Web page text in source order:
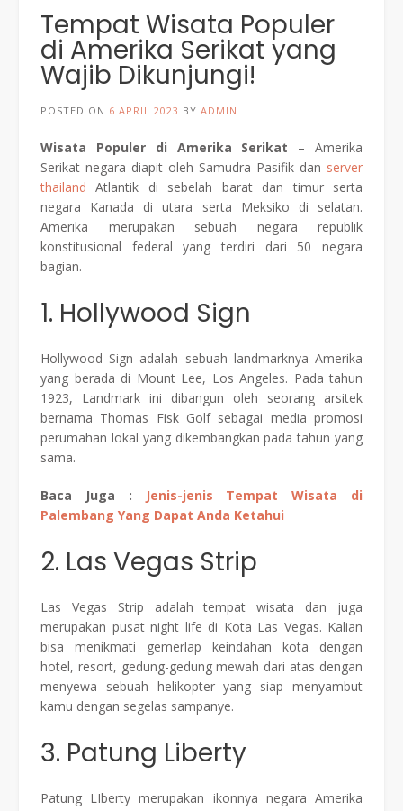
Tempat Wisata Populer
di Amerika Serikat yang
Wajib Dikunjungi!
POSTED ON 6 APRIL 2023 BY ADMIN
Wisata Populer di Amerika Serikat – Amerika
Serikat negara diapit oleh Samudra Pasifik dan server
thailand Atlantik di sebelah barat dan timur serta
negara Kanada di utara serta Meksiko di selatan.
Amerika merupakan sebuah negara republik
konstitusional federal yang terdiri dari 50 negara
bagian.
1. Hollywood Sign
Hollywood Sign adalah sebuah landmarknya Amerika
yang berada di Mount Lee, Los Angeles. Pada tahun
1923, Landmark ini dibangun oleh seorang arsitek
bernama Thomas Fisk Golf sebagai media promosi
perumahan lokal yang dikembangkan pada tahun yang
sama.
Baca Juga :
Jenis-jenis Tempat Wisata di
Palembang Yang Dapat Anda Ketahui
2. Las Vegas Strip
Las Vegas Strip adalah tempat wisata dan juga
merupakan pusat night life di Kota Las Vegas. Kalian
bisa menikmati gemerlap keindahan kota dengan
hotel, resort, gedung-gedung mewah dari atas dengan
menyewa sebuah helikopter yang siap menyambut
kamu dengan segelas sampanye.
3. Patung Liberty
Patung LIberty merupakan ikonnya negara Amerika